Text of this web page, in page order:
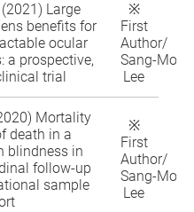
Large
benefits for
ocular
a prospective,
trial
※
First
Author/
Sang‑Mok
Lee
Mortality
death in a
blindness in
follow-up
sample
※
First
Author/
Sang‑Mok
Lee